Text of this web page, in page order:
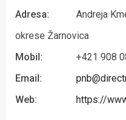
Adresa:
Andreja
okrese Žarnovica
Mobil:
+421 908
Email:
Web:
https://